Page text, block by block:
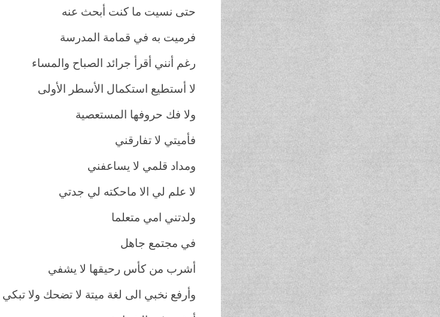
حتى نسيت ما كنت أبحث عنه
فرميت به في قمامة المدرسة
رغم أنني أقرأ جرائد الصباح والمساء
لا أستطيع استكمال الأسطر الأولى
ولا فك حروفها المستعصية
فأميتي لا تفارقني
ومداد قلمي لا يساعفني
لا علم لي الا ماحكته لي جدتي
ولدتني امي متعلما
في مجتمع جاهل
أشرب من كأس رحيقها لا يشفي
وأرفع نخبي الى لغة ميتة لا تضحك ولا تبكي